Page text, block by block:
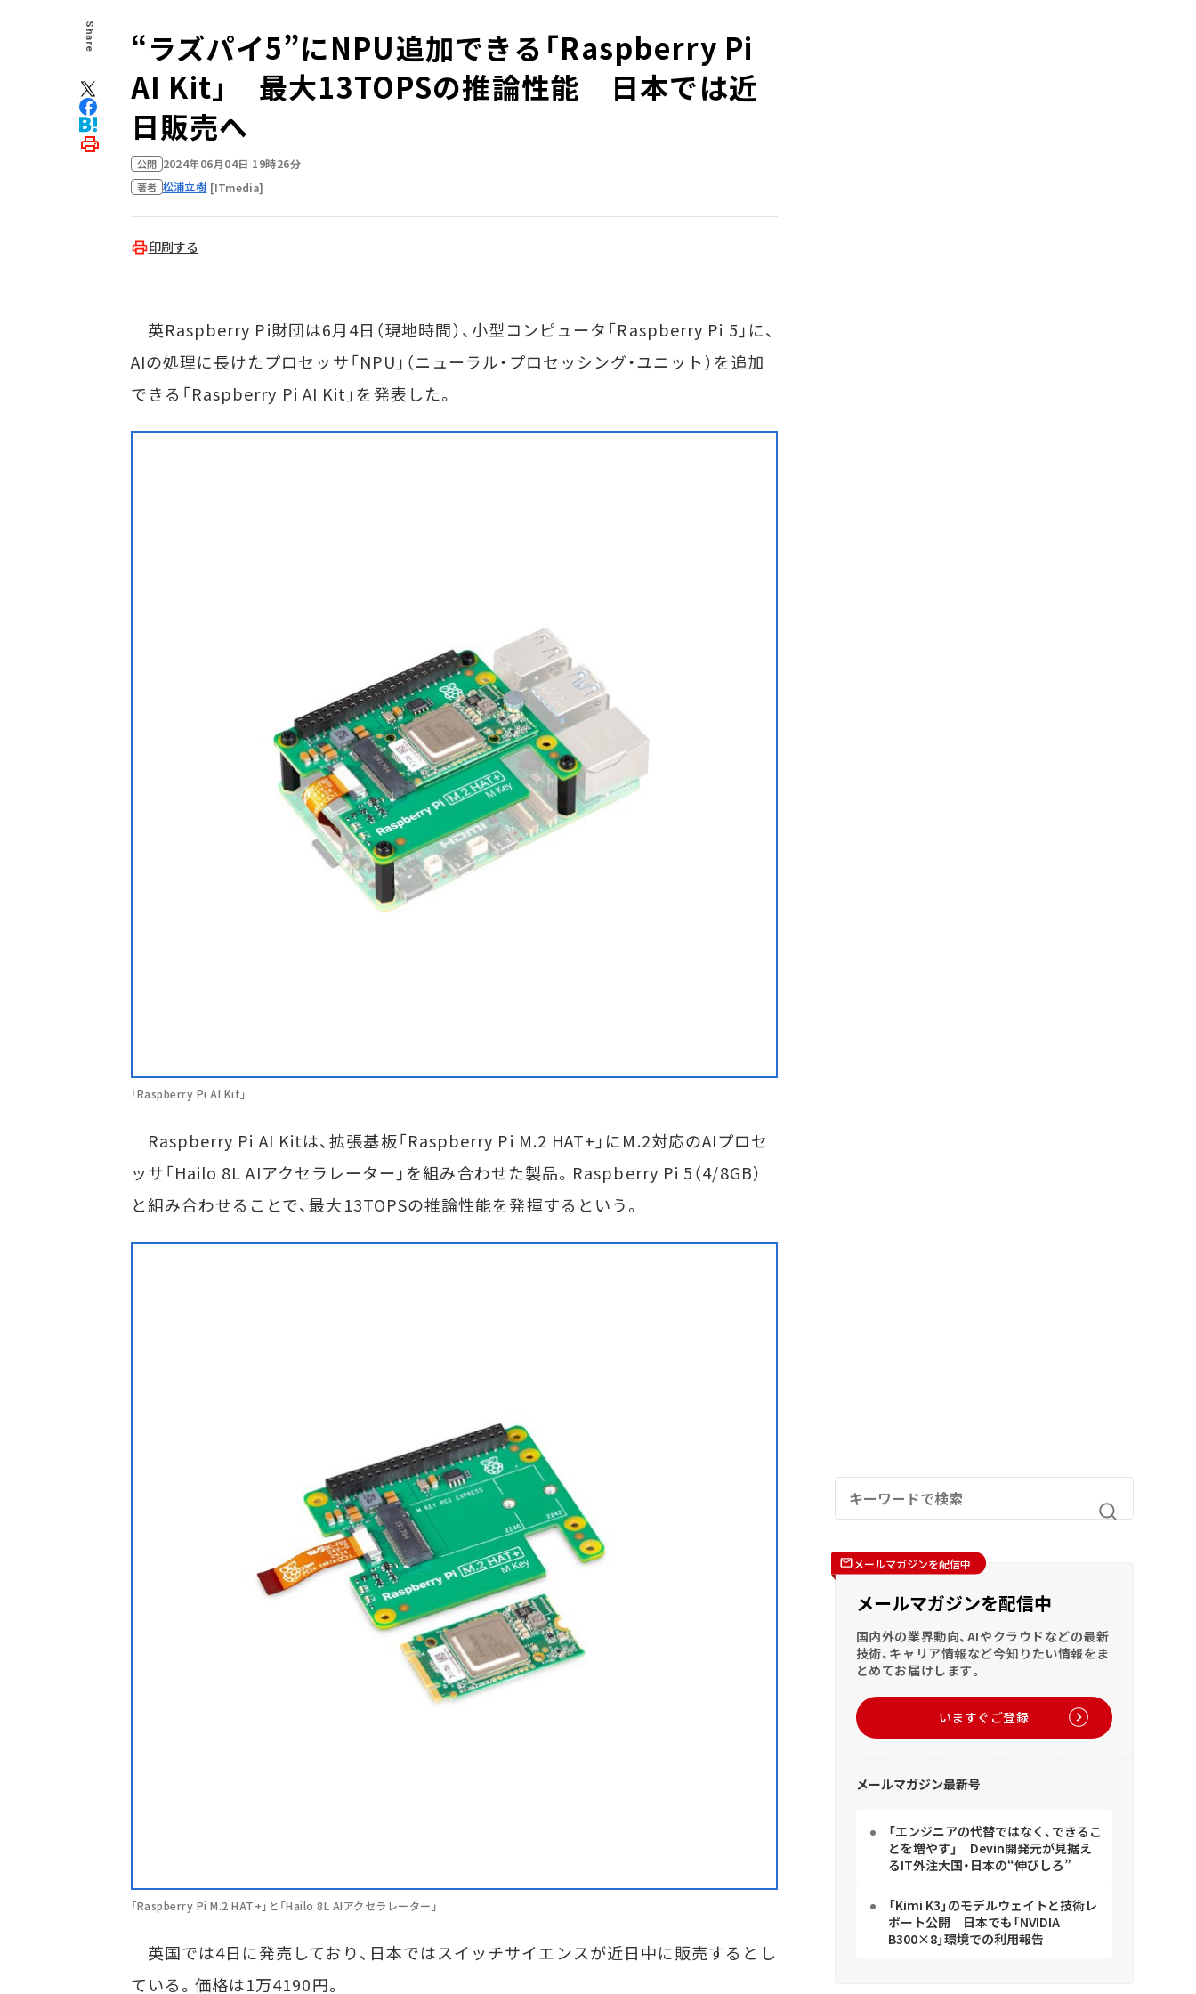
Share
“ラズパイ5”にNPU追加できる「Raspberry Pi
AI Kit」 最大13TOPSの推論性能 日本では近
日販売へ
公開 2024年06月04日 19時26分
著者 松浦立樹 [ITmedia]
印刷する
英Raspberry Pi財団は6月4日（現地時間）、小型コンピュータ「Raspberry Pi 5」に、
AIの処理に長けたプロセッサ「NPU」（ニューラル・プロセッシング・ユニット）を追加
できる「Raspberry Pi AI Kit」を発表した。
「Raspberry Pi AI Kit」
Raspberry Pi AI Kitは、拡張基板「Raspberry Pi M.2 HAT+」にM.2対応のAIプロセ
ッサ「Hailo 8L AIアクセラレーター」を組み合わせた製品。Raspberry Pi 5（4/8GB）
と組み合わせることで、最大13TOPSの推論性能を発揮するという。
「Raspberry Pi M.2 HAT+」と「Hailo 8L AIアクセラレーター」
英国では4日に発売しており、日本ではスイッチサイエンスが近日中に販売するとし
ている。価格は1万4190円。
メールマガジンを配信中
メールマガジンを配信中
国内外の業界動向、AIやクラウドなどの最新
技術、キャリア情報など今知りたい情報をま
とめてお届けします。
いますぐご登録
メールマガジン最新号
「エンジニアの代替ではなく、できるこ
とを増やす」 Devin開発元が見据え
るIT外注大国・日本の“伸びしろ”
「Kimi K3」のモデルウェイトと技術レ
ポート公開 日本でも「NVIDIA
B300×8」環境での利用報告